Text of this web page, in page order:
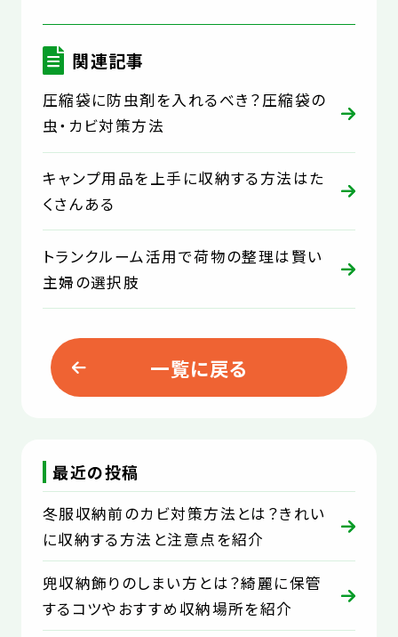
関連記事
圧縮袋に防虫剤を入れるべき？圧縮袋の
虫・カビ対策方法
キャンプ用品を上手に収納する方法はた
くさんある
トランクルーム活用で荷物の整理は賢い
主婦の選択肢
一覧に戻る
最近の投稿
冬服収納前のカビ対策方法とは？きれい
に収納する方法と注意点を紹介
兜収納飾りのしまい方とは？綺麗に保管
するコツやおすすめ収納場所を紹介